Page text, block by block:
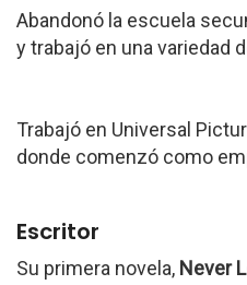
Abandonó la escuela
y trabajó en una variedad
Trabajó en Universal
donde comenzó como
Escritor
Su primera novela, Never